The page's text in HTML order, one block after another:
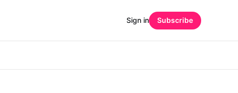
Sign in Subscribe